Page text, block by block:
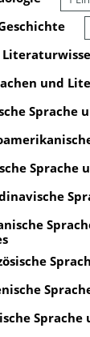
und
Sprache
Sprache